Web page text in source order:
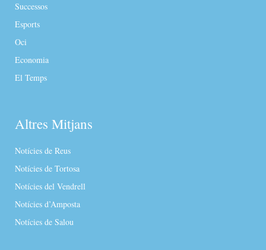
Successos
Esports
Oci
Economia
El Temps
Altres Mitjans
Notícies de Reus
Notícies de Tortosa
Notícies del Vendrell
Notícies d’Amposta
Notícies de Salou